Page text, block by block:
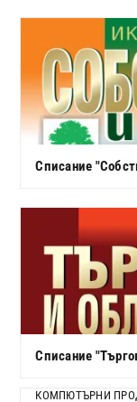
Списание
Списание
КОМПЮТЪРНИ